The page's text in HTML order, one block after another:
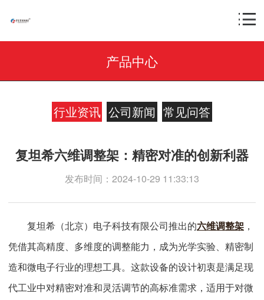
产品中心
行业资讯 公司新闻 常见问答
复坦希六维调整架：精密对准的创新利器
发布时间：2024-10-29 11:33:13
复坦希（北京）电子科技有限公司推出的六维调整架 ，
凭借其高精度、多维度的调整能力，成为光学实验、精密制
造和微电子行业的理想工具。这款设备的设计初衷是满足现
代工业中对精密对准和灵活调节的高标准需求，适用于对微